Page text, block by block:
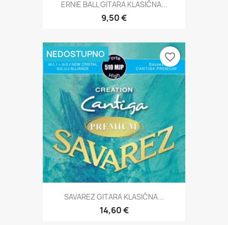
ERNIE BALL GITARA KLASIČNA...
9,50 €
SAVAREZ GITARA KLASIČNA...
14,60 €
NEDOSTUPNO favorite_border